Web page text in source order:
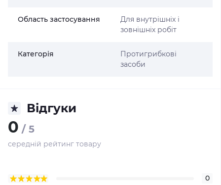
Область застосування
Для внутрішніх і
зовнішніх робіт
Категорія
Протигрибкові
засоби
Відгуки
0 / 5
середній рейтинг товару
0